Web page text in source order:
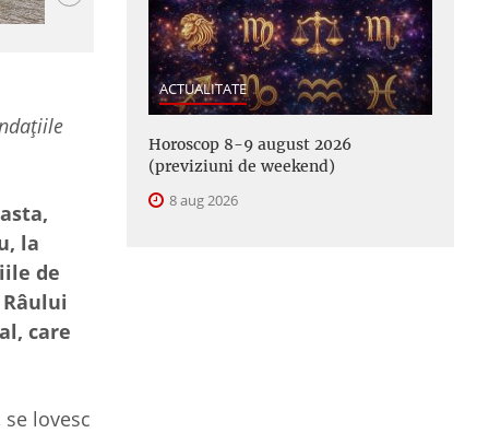
la
de
care
lovesc
ACTUALITATE
Horoscop 8-9 august 2026
(previziuni de weekend)
8 aug 2026